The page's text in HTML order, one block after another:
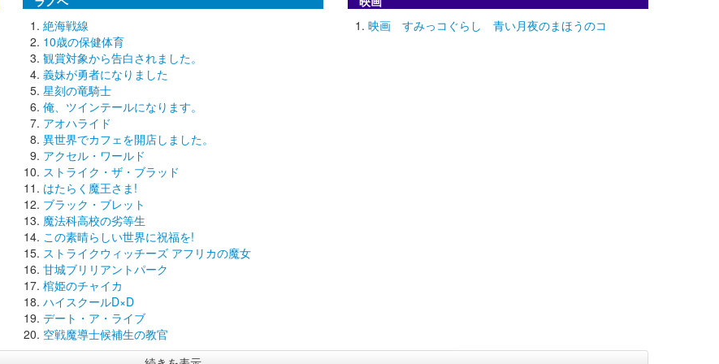
絶海戦線
10歳の保健体育
観賞対象から告白されました。
義妹が勇者になりました
星刻の竜騎士
俺、ツインテールになります。
アオハライド
異世界でカフェを開店しました。
アクセル・ワールド
ストライク・ザ・ブラッド
はたらく魔王さま!
ブラック・ブレット
魔法科高校の劣等生
この素晴らしい世界に祝福を!
ストライクウィッチーズ アフリカの魔女
甘城ブリリアントパーク
棺姫のチャイカ
ハイスクールD×D
デート・ア・ライブ
空戦魔導士候補生の教官
映画 すみっコぐらし 青い月夜のまほうのコ